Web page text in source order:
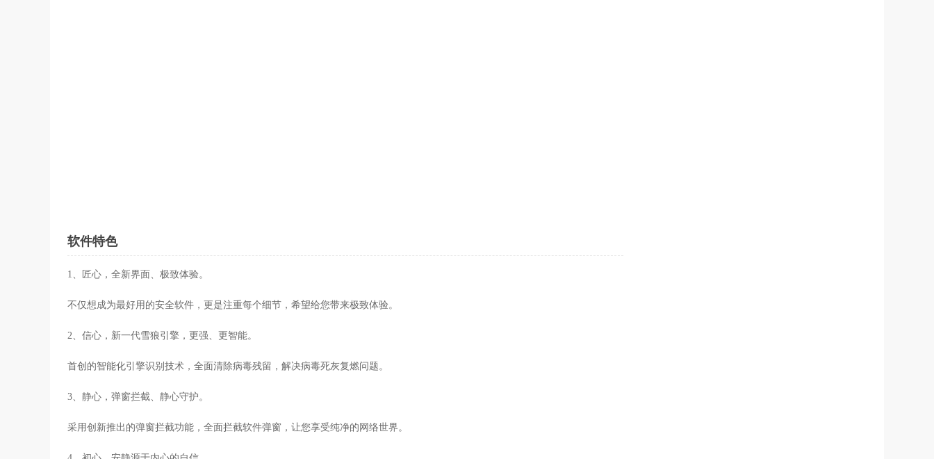
软件特色
1、匠心，全新界面、极致体验。
不仅想成为最好用的安全软件，更是注重每个细节，希望给您带来极致体验。
2、信心，新一代雪狼引擎，更强、更智能。
首创的智能化引擎识别技术，全面清除病毒残留，解决病毒死灰复燃问题。
3、静心，弹窗拦截、静心守护。
采用创新推出的弹窗拦截功能，全面拦截软件弹窗，让您享受纯净的网络世界。